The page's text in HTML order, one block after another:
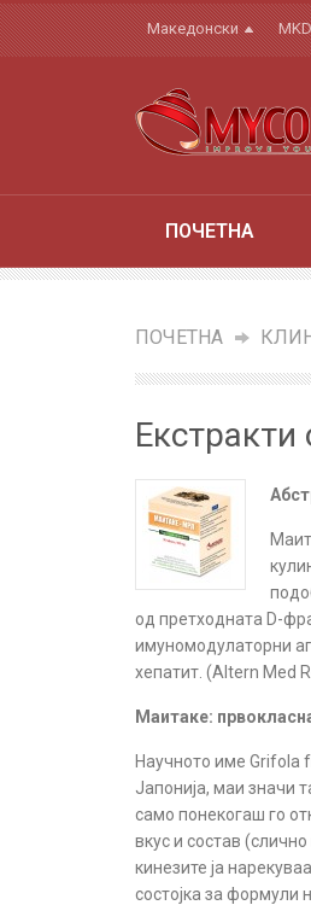
Македонски MKD
ПОЧЕТНА
ПОЧЕТНА »
од претходната D-
имуномодулаторни
хепатит. (Altern Med
Маитаке:
Научното име Grifola
Јапонија, маи значи
само понекогаш го
вкус и состав
кинезите ја
состојка за формули